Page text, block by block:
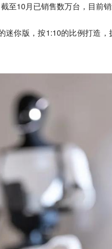
至10月已销售数万台，目前销
迷你版，按1:10的比例打造